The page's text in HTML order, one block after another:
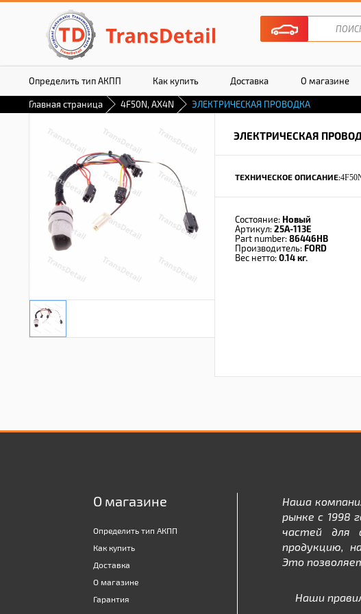
Определить тип АКПП Как купить Доставка О магазине
Главная страница 4F50N, AX4N ЭЛЕКТРИЧЕСКАЯ ПРОВОДКА
ЭЛЕКТРИЧЕСКАЯ
ТЕХНИЧЕСКОЕ ОПИСАНИЕ:
Состояние: Новый
Артикул: 25A-113E
Part number: 86446HB
Производитель: FORD
Вес нетто: 0.14 кг.
О магазине
Определить тип АКПП
Как купить
Доставка
О магазине
Гарантия
Наша
рынке с 1998
частей для
продукцию,
Это
Наши